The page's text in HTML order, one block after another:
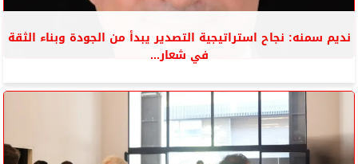
نديم سمنه: نجاح استراتيجية التصدير يبدأ من الجودة وبناء الثقة
في شعار...